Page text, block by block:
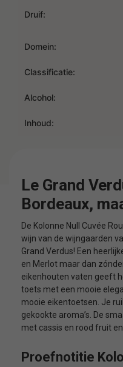
Druif:
Domein:
Classificatie:
Alcohol:
Inhoud:
Le Grand
Bordeaux,
De Kolonne Null Cuvée
wijn van de wijngaarden
Grand Verdus! Een
en Merlot maar dan
eikenhouten vaten geeft
toets met een mooie
mooie eikentoetsen. Je
gekookte aroma’s. De
met cassis en rood fruit
Proefnotitie